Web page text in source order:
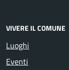
VIVERE IL COMUNE
Luoghi
Eventi